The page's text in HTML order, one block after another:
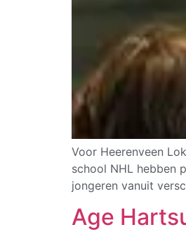
Voor Heerenveen
school NHL hebben
jongeren vanuit
Age